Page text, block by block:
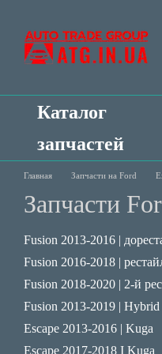
Каталог
запчастей
Главная Запчасти на Ford
Запчасти
Fusion 2013-2016 |
Fusion 2016-2018 |
Fusion 2018-2020 | 2-й
Fusion 2013-2019 | Hybrid
Escape 2013-2016 | Kuga
Escape 2017-2018 I Kuga